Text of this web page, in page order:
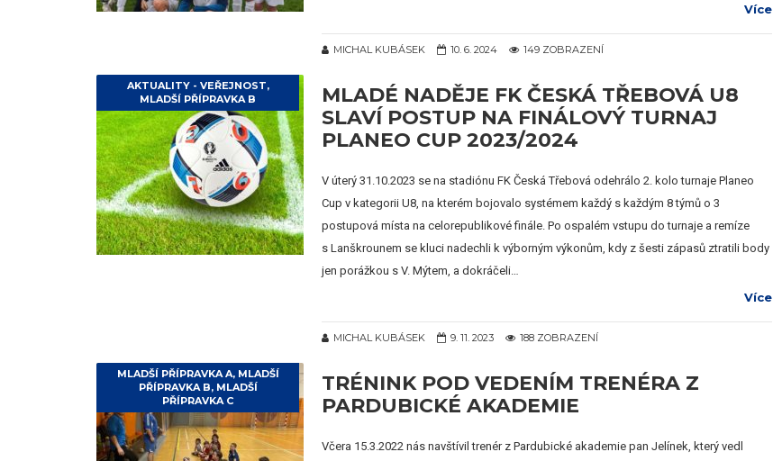
Více
MICHAL KUBÁSEK 10. 6. 2024 149 ZOBRAZENÍ
AKTUALITY - VEŘEJNOST,
MLADŠÍ PŘÍPRAVKA B
MLADÉ NADĚJE FK ČESKÁ TŘEBOVÁ U8
SLAVÍ POSTUP NA FINÁLOVÝ TURNAJ
PLANEO CUP 2023/2024
V úterý 31.10.2023 se na stadiónu FK Česká Třebová odehrálo 2. kolo turnaje Planeo
Cup v kategorii U8, na kterém bojovalo systémem každý s každým 8 týmů o 3
postupová místa na celorepublikové finále. Po ospalém vstupu do turnaje a remíze
s Lanškrounem se kluci nadechli k výborným výkonům, kdy z šesti zápasů ztratili body
jen porážkou s V. Mýtem, a dokráčeli…
Více
MICHAL KUBÁSEK 9. 11. 2023 188 ZOBRAZENÍ
MLADŠÍ PŘÍPRAVKA A, MLADŠÍ
PŘÍPRAVKA B, MLADŠÍ
PŘÍPRAVKA C
TRÉNINK POD VEDENÍM TRENÉRA Z
PARDUBICKÉ AKADEMIE
Včera 15.3.2022 nás navštívil trenér z Pardubické akademie pan Jelínek, který vedl